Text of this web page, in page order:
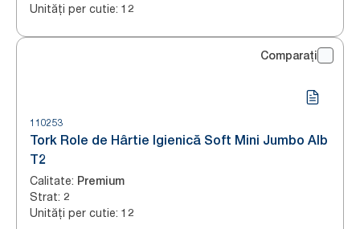
Unități per cutie: 12
Comparați
110253
Tork Role de Hârtie Igienică Soft Mini Jumbo Alb
T2
Calitate: Premium
Strat: 2
Unități per cutie: 12